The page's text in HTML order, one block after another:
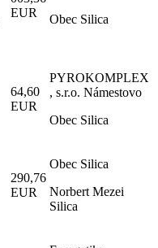
EUR
Obec Silica
64,60
EUR
PYROKOMPLEX
, s.r.o. Námestovo
Obec Silica
290,76
EUR
Obec Silica
Norbert Mezei
Silica